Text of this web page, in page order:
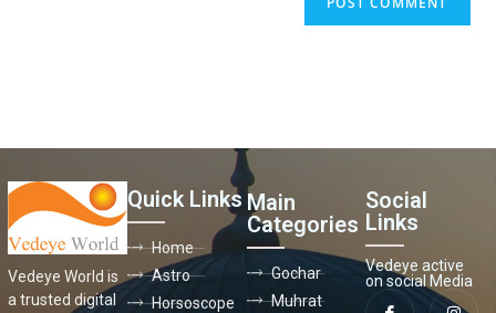
Vedeye World is
a trusted digital
Quick Links
Home
Astro
Horsoscope
Main
Categories
Gochar
Muhrat
Social
Links
Vedeye active
on social Media